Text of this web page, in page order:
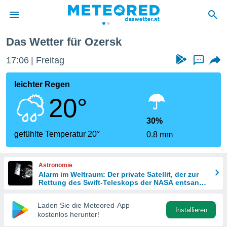
wurde
dass
sind.
diese
Das Wetter für Ozersk
17:06 Freitag ...
leichter Regen
20°
gefühlte Temperatur 20°
30%
0.8 mm
Astronomie
Alarm im Weltraum: Der private Satellit, der zur
Rettung des Swift-Teleskops der NASA entsandt
Laden Sie die Meteored-App
kostenlos herunter!
Installieren